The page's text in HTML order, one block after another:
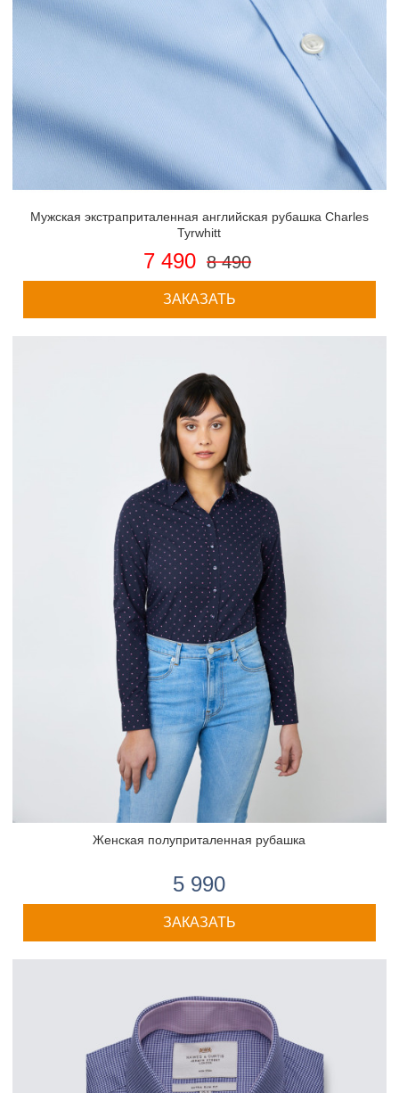
Мужская экстраприталенная английская рубашка Charles
Tyrwhitt
7 490 8 490
ЗАКАЗАТЬ
Женская полуприталенная рубашка
5 990
ЗАКАЗАТЬ